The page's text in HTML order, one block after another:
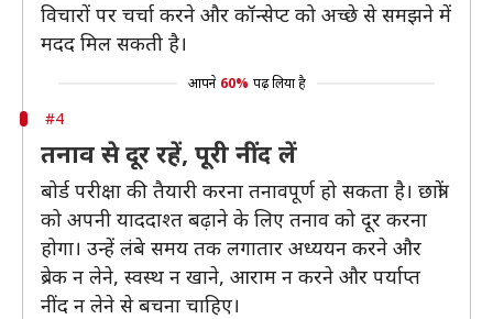
विचारों पर चर्चा करने और कॉन्सेप्ट को अच्छे से समझने में
मदद मिल सकती है।
आपने 60% पढ़ लिया है
#4
तनाव से दूर रहें, पूरी नींद लें
बोर्ड परीक्षा की तैयारी करना तनावपूर्ण हो सकता है। छात्रों
को अपनी याददाश्त बढ़ाने के लिए तनाव को दूर करना
होगा। उन्हें लंबे समय तक लगातार अध्ययन करने और
ब्रेक न लेने, स्वस्थ न खाने, आराम न करने और पर्याप्त
नींद न लेने से बचना चाहिए।